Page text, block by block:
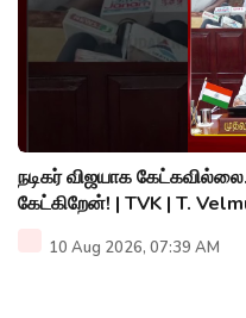
நடிகர் விஜயாக
கேட்கிறேன்! | TVK | T.
10 Aug 2026, 07:39 AM